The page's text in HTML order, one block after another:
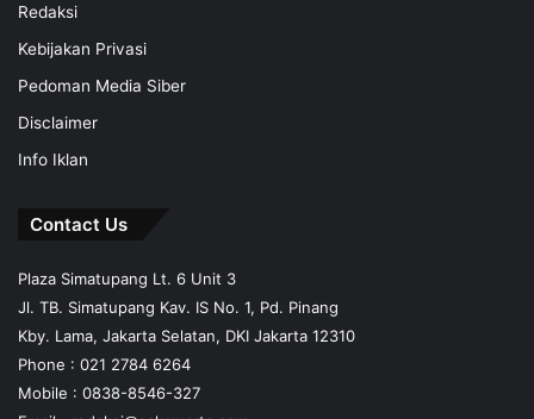
Redaksi
Kebijakan Privasi
Pedoman Media Siber
Disclaimer
Info Iklan
Contact Us
Plaza Simatupang Lt. 6 Unit 3
Jl. TB. Simatupang Kav. IS No. 1, Pd. Pinang
Kby. Lama, Jakarta Selatan, DKI Jakarta 12310
Phone : 021 2784 6264
Mobile : 0838-8546-327